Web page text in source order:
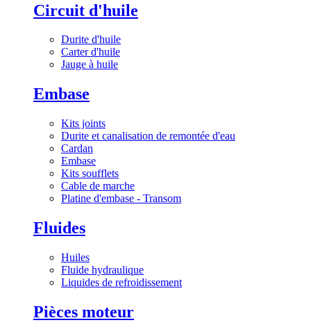
Circuit d'huile
Durite d'huile
Carter d'huile
Jauge à huile
Embase
Kits joints
Durite et canalisation de remontée d'eau
Cardan
Embase
Kits soufflets
Cable de marche
Platine d'embase - Transom
Fluides
Huiles
Fluide hydraulique
Liquides de refroidissement
Pièces moteur